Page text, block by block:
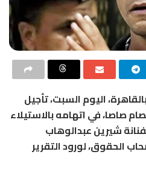
اليوم السبت، تأجيل
صاصا، في اتهامه بالاستيلاء
شيرين عبدالوهاب
الحقوق، لورود التقرير